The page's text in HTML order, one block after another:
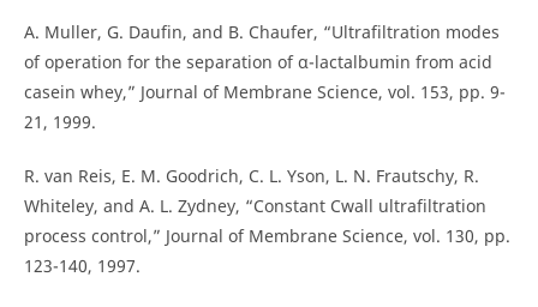
A. Muller, G. Daufin, and B. Chaufer, “Ultrafiltration modes
of operation for the separation of α-lactalbumin from acid
casein whey,” Journal of Membrane Science, vol. 153, pp. 9-
21, 1999.
R. van Reis, E. M. Goodrich, C. L. Yson, L. N. Frautschy, R.
Whiteley, and A. L. Zydney, “Constant Cwall ultrafiltration
process control,” Journal of Membrane Science, vol. 130, pp.
123-140, 1997.